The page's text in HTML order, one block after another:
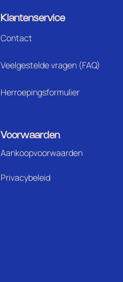
Klantenservice
Contact
Veelgestelde vragen (FAQ)
Herroepingsformulier
Voorwaarden
Aankoopvoorwaarden
Privacybeleid